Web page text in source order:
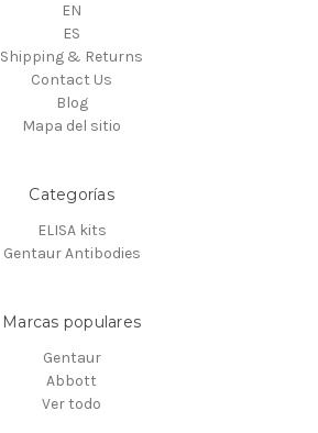
EN
ES
Shipping & Returns
Contact Us
Blog
Mapa del sitio
Categorías
ELISA kits
Gentaur Antibodies
Marcas populares
Gentaur
Abbott
Ver todo